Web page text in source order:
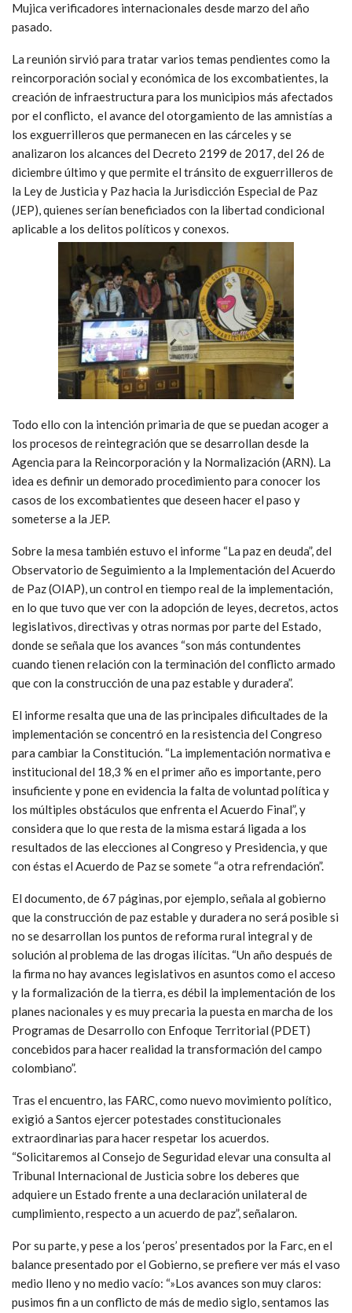
Mujica verificadores internacionales desde marzo del año
pasado.
La reunión sirvió para tratar varios temas pendientes como la
reincorporación social y económica de los excombatientes, la
creación de infraestructura para los municipios más afectados
por el conflicto, el avance del otorgamiento de las amnistías a
los exguerrilleros que permanecen en las cárceles y se
analizaron los alcances del Decreto 2199 de 2017, del 26 de
diciembre último y que permite el tránsito de exguerrilleros de
la Ley de Justicia y Paz hacia la Jurisdicción Especial de Paz
(JEP), quienes serían beneficiados con la libertad condicional
aplicable a los delitos políticos y conexos.
Todo ello con la intención primaria de que se puedan acoger a
los procesos de reintegración que se desarrollan desde la
Agencia para la Reincorporación y la Normalización (ARN). La
idea es definir un demorado procedimiento para conocer los
casos de los excombatientes que deseen hacer el paso y
someterse a la JEP.
Sobre la mesa también estuvo el informe “La paz en deuda”, del
Observatorio de Seguimiento a la Implementación del Acuerdo
de Paz (OIAP), un control en tiempo real de la implementación,
en lo que tuvo que ver con la adopción de leyes, decretos, actos
legislativos, directivas y otras normas por parte del Estado,
donde se señala que los avances “son más contundentes
cuando tienen relación con la terminación del conflicto armado
que con la construcción de una paz estable y duradera”.
El informe resalta que una de las principales dificultades de la
implementación se concentró en la resistencia del Congreso
para cambiar la Constitución. “La implementación normativa e
institucional del 18,3 % en el primer año es importante, pero
insuficiente y pone en evidencia la falta de voluntad política y
los múltiples obstáculos que enfrenta el Acuerdo Final”, y
considera que lo que resta de la misma estará ligada a los
resultados de las elecciones al Congreso y Presidencia, y que
con éstas el Acuerdo de Paz se somete “a otra refrendación”.
El documento, de 67 páginas, por ejemplo, señala al gobierno
que la construcción de paz estable y duradera no será posible si
no se desarrollan los puntos de reforma rural integral y de
solución al problema de las drogas ilícitas. “Un año después de
la firma no hay avances legislativos en asuntos como el acceso
y la formalización de la tierra, es débil la implementación de los
planes nacionales y es muy precaria la puesta en marcha de los
Programas de Desarrollo con Enfoque Territorial (PDET)
concebidos para hacer realidad la transformación del campo
colombiano”.
Tras el encuentro, las FARC, como nuevo movimiento político,
exigió a Santos ejercer potestades constitucionales
extraordinarias para hacer respetar los acuerdos.
“Solicitaremos al Consejo de Seguridad elevar una consulta al
Tribunal Internacional de Justicia sobre los deberes que
adquiere un Estado frente a una declaración unilateral de
cumplimiento, respecto a un acuerdo de paz”, señalaron.
Por su parte, y pese a los ‘peros’ presentados por la Farc, en el
balance presentado por el Gobierno, se prefiere ver más el vaso
medio lleno y no medio vacío: “»Los avances son muy claros:
pusimos fin a un conflicto de más de medio siglo, sentamos las